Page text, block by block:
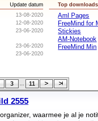
Update datum
13-08-2020
12-08-2020
23-06-2020
23-06-2020
23-06-2020
Top downloads
Aml Pages
FreeMind for
Stickies
AM-Notebook
FreeMind Min
3 ... 11
2555
waarmee je al je